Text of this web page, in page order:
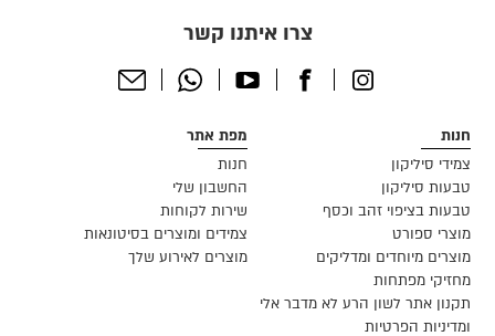
צרו איתנו קשר
Instagram
Facebook
Youtube
Whatsapp
Send
חנות
צמידי סיליקון
טבעות סיליקון
טבעות בציפוי זהב וכסף
מוצרי ספורט
מוצרים מיוחדים ומדליקים
מחזיקי מפתחות
תקנון אתר לשון הרע לא מדבר אלי
ומדיניות הפרטיות
מפת אתר
חנות
החשבון שלי
שירות לקוחות
צמידים ומוצרים בסיטונאות
מוצרים לאירוע שלך